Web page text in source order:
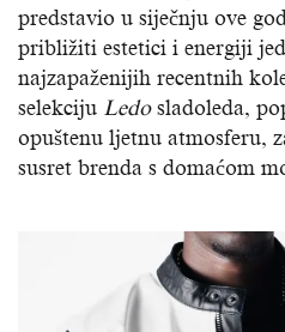
predstavio u siječnju ove
približiti estetici i energiji
najzapaženijih recentnih
selekciju Ledosladoleda,
opuštenu ljetnu atmosferu,
susret brenda s domaćom